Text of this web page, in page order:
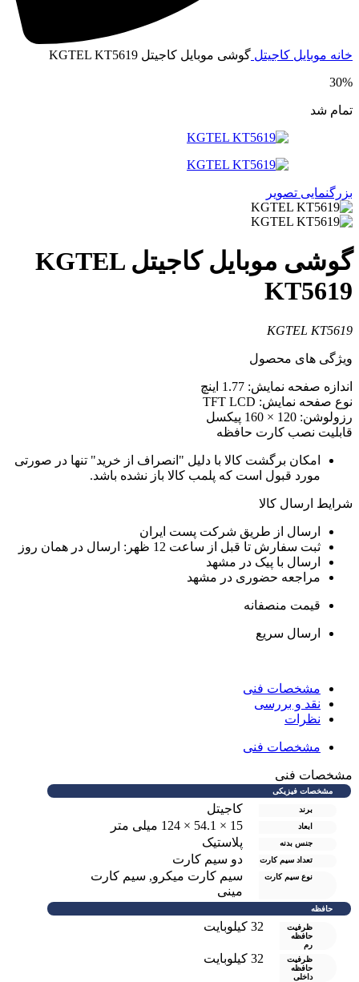
خانه موبایل کاجیتل گوشی موبایل کاجیتل KGTEL KT5619
30%
تمام شد
بزرگنمایی تصویر
گوشی موبایل کاجیتل KGTEL
KT5619
KGTEL KT5619
ویژگی های محصول
اندازه صفحه نمایش: 1.77 اینچ
نوع صفحه نمایش: TFT LCD
رزولوشن: 120 × 160 پیکسل
قابلیت نصب کارت حافظه
امکان برگشت کالا با دلیل "انصراف از خرید" تنها در صورتی
مورد قبول است که پلمب کالا باز نشده باشد.
شرایط ارسال کالا
ارسال از طریق شرکت پست ایران
ثبت سفارش تا قبل از ساعت 12 ظهر: ارسال در همان روز
ارسال با پیک در مشهد
مراجعه حضوری در مشهد
قیمت منصفانه
ارسال سریع
مشخصات فنی
نقد و بررسی
نظرات
مشخصات فنی
مشخصات فنی
مشخصات فیزیکی
برند کاجیتل
ابعاد 15 × 54.1 × 124 میلی متر
جنس بدنه پلاستیک
تعداد سیم کارت دو سيم کارت
نوع سیم کارت سیم کارت میکرو, سیم کارت
مینی
حافظه
ظرفیت
حافظه
رم
32 کیلوبایت
ظرفیت
حافظه
داخلی
32 کیلوبایت